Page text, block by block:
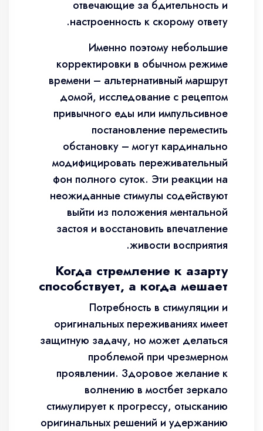
отвечающие за бдительность и
настроенность к скорому ответу.
Именно поэтому небольшие
корректировки в обычном режиме
времени – альтернативный маршрут
домой, исследование с рецептом
привычного еды или импульсивное
постановление переместить
обстановку – могут кардинально
модифицировать переживательный
фон полного суток. Эти реакции на
неожиданные стимулы содействуют
выйти из положения ментальной
застоя и восстановить впечатление
живости восприятия.
Когда стремление к азарту
способствует, а когда мешает
Потребность в стимуляции и
оригинальных переживаниях имеет
защитную задачу, но может делаться
проблемой при чрезмерном
проявлении. Здоровое желание к
волнению в мостбет зеркало
стимулирует к прогрессу, отысканию
оригинальных решений и удержанию